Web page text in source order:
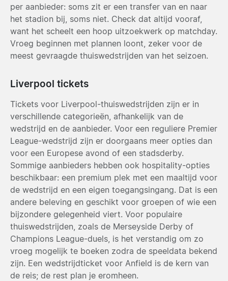
per aanbieder: soms zit er een transfer van en naar
het stadion bij, soms niet. Check dat altijd vooraf,
want het scheelt een hoop uitzoekwerk op matchday.
Vroeg beginnen met plannen loont, zeker voor de
meest gevraagde thuiswedstrijden van het seizoen.
Liverpool tickets
Tickets voor Liverpool-thuiswedstrijden zijn er in
verschillende categorieën, afhankelijk van de
wedstrijd en de aanbieder. Voor een reguliere Premier
League-wedstrijd zijn er doorgaans meer opties dan
voor een Europese avond of een stadsderby.
Sommige aanbieders hebben ook hospitality-opties
beschikbaar: een premium plek met een maaltijd voor
de wedstrijd en een eigen toegangsingang. Dat is een
andere beleving en geschikt voor groepen of wie een
bijzondere gelegenheid viert. Voor populaire
thuiswedstrijden, zoals de Merseyside Derby of
Champions League-duels, is het verstandig om zo
vroeg mogelijk te boeken zodra de speeldata bekend
zijn. Een wedstrijdticket voor Anfield is de kern van
de reis; de rest plan je eromheen.